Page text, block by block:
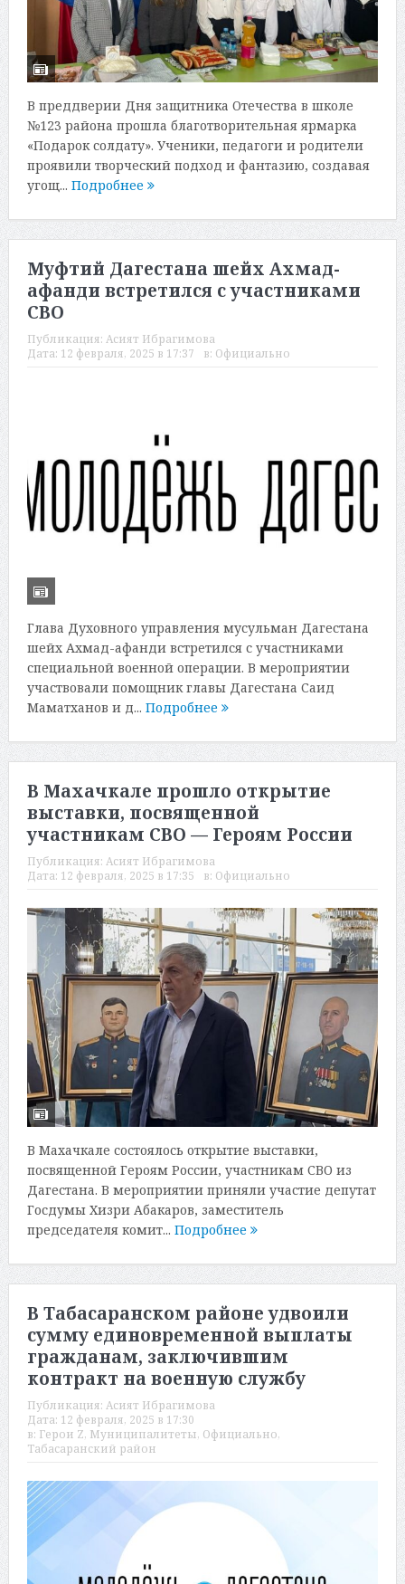
В преддверии Дня защитника Отечества в школе
№123 района прошла благотворительная ярмарка
«Подарок солдату». Ученики, педагоги и родители
проявили творческий подход и фантазию, создавая
угощ... Подробнее
Муфтий Дагестана шейх Ахмад-
афанди встретился с участниками
СВО
Публикация: Асият Ибрагимова
Дата: 12 февраля, 2025 в 17:37 в: Официально
Глава Духовного управления мусульман Дагестана
шейх Ахмад-афанди встретился с участниками
специальной военной операции. В мероприятии
участвовали помощник главы Дагестана Саид
Маматханов и д... Подробнее
В Махачкале прошло открытие
выставки, посвященной
участникам СВО — Героям России
Публикация: Асият Ибрагимова
Дата: 12 февраля, 2025 в 17:35 в: Официально
В Махачкале состоялось открытие выставки,
посвященной Героям России, участникам СВО из
Дагестана. В мероприятии приняли участие депутат
Госдумы Хизри Абакаров, заместитель
председателя комит... Подробнее
В Табасаранском районе удвоили
сумму единовременной выплаты
гражданам, заключившим
контракт на военную службу
Публикация: Асият Ибрагимова
Дата: 12 февраля, 2025 в 17:30
в: Герои Z, Муниципалитеты, Официально,
Табасаранский район